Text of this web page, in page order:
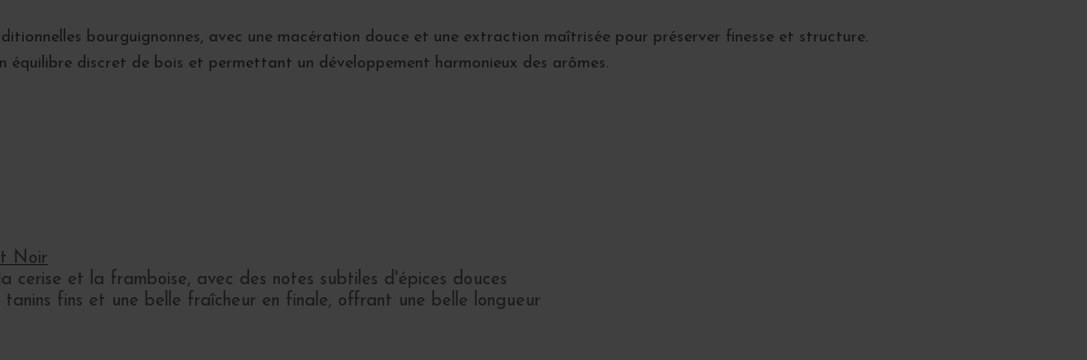
bourguignonnes, avec une macération douce et une extraction maîtrisée pour préserver finesse et structure.
équilibre discret de bois et permettant un développement harmonieux des arômes.
Noir
cerise et la framboise, avec des notes subtiles d'épices douces
fins et une belle fraîcheur en finale, offrant une belle longueur